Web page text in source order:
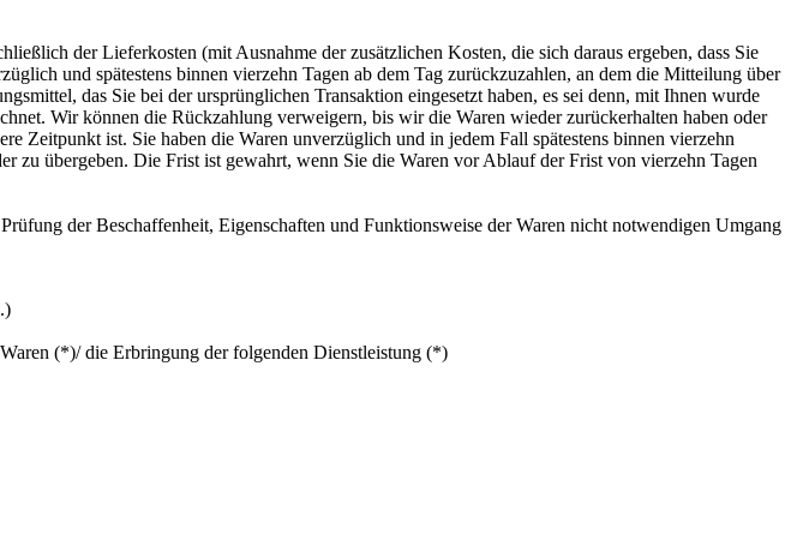
der Lieferkosten (mit Ausnahme der zusätzlichen Kosten, die sich daraus ergeben, dass Sie
und spätestens binnen vierzehn Tagen ab dem Tag zurückzuzahlen, an dem die Mitteilung über
das Sie bei der ursprünglichen Transaktion eingesetzt haben, es sei denn, mit Ihnen wurde
Wir können die Rückzahlung verweigern, bis wir die Waren wieder zurückerhalten haben oder
Zeitpunkt ist. Sie haben die Waren unverzüglich und in jedem Fall spätestens binnen vierzehn
zu übergeben. Die Frist ist gewahrt, wenn Sie die Waren vor Ablauf der Frist von vierzehn Tagen
der Beschaffenheit, Eigenschaften und Funktionsweise der Waren nicht notwendigen Umgang
(*)/ die Erbringung der folgenden Dienstleistung (*)